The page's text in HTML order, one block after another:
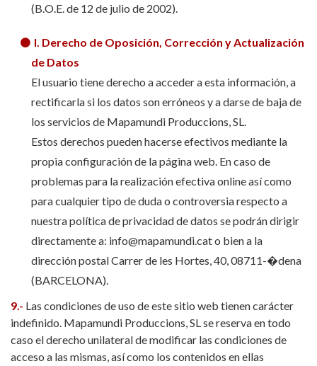
(B.O.E. de 12 de julio de 2002).
I. Derecho de Oposición, Corrección y Actualización
de Datos
El usuario tiene derecho a acceder a esta información, a
rectificarla si los datos son erróneos y a darse de baja de
los servicios de Mapamundi Produccions, SL.
Estos derechos pueden hacerse efectivos mediante la
propia configuración de la página web. En caso de
problemas para la realización efectiva online así como
para cualquier tipo de duda o controversia respecto a
nuestra política de privacidad de datos se podrán dirigir
directamente a: info@mapamundi.cat o bien a la
dirección postal Carrer de les Hortes, 40, 08711-�dena
(BARCELONA).
9.- Las condiciones de uso de este sitio web tienen carácter
indefinido. Mapamundi Produccions, SL se reserva en todo
caso el derecho unilateral de modificar las condiciones de
acceso a las mismas, así como los contenidos en ellas